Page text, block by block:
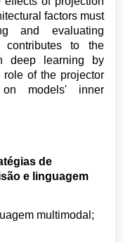
factors must
and evaluating
contributes to the
deep learning by
of the projector
models' inner
de
e linguagem
multimodal;